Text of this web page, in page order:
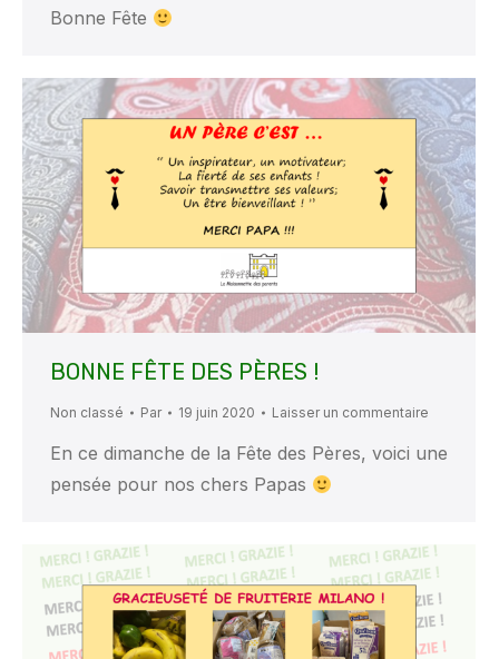
Bonne Fête
BONNE FÊTE DES PÈRES !
Non classé Par 19 juin 2020 Laisser un commentaire
En ce dimanche de la Fête des Pères, voici une
pensée pour nos chers Papas